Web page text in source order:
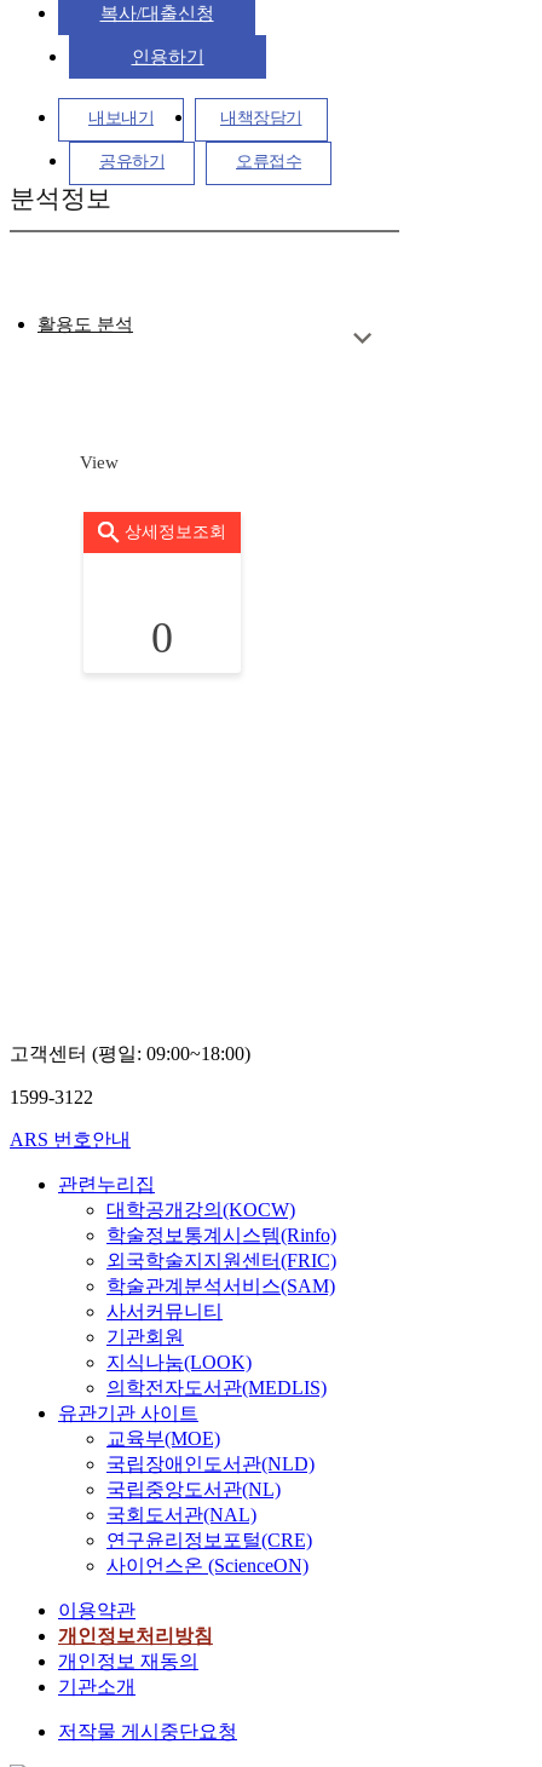
복사/대출신청
인용하기
내보내기 내책장담기
공유하기 오류접수
분석정보
활용도 분석
View
상세정보조회
0
고객센터 (평일: 09:00~18:00)
1599-3122
ARS 번호안내
관련누리집
대학공개강의(KOCW)
학술정보통계시스템(Rinfo)
외국학술지지원센터(FRIC)
학술관계분석서비스(SAM)
사서커뮤니티
기관회원
지식나눔(LOOK)
의학전자도서관(MEDLIS)
유관기관 사이트
교육부(MOE)
국립장애인도서관(NLD)
국립중앙도서관(NL)
국회도서관(NAL)
연구윤리정보포털(CRE)
사이언스온 (ScienceON)
이용약관
개인정보처리방침
개인정보 재동의
기관소개
저작물 게시중단요청